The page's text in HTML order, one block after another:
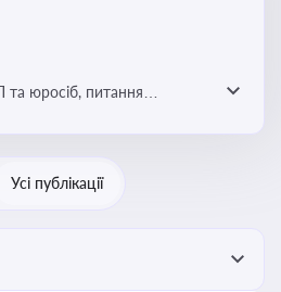
питання
Усі публікації